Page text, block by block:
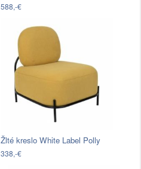
588,-€
Žlté kreslo White Label Polly
338,-€